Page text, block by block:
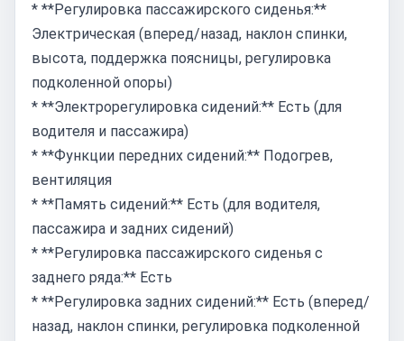
* **Регулировка пассажирского сиденья:**
Электрическая (вперед/назад, наклон спинки,
высота, поддержка поясницы, регулировка
подколенной опоры)
* **Электрорегулировка сидений:** Есть (для
водителя и пассажира)
* **Функции передних сидений:** Подогрев,
вентиляция
* **Память сидений:** Есть (для водителя,
пассажира и задних сидений)
* **Регулировка пассажирского сиденья с
заднего ряда:** Есть
* **Регулировка задних сидений:** Есть (вперед/
назад, наклон спинки, регулировка подколенной